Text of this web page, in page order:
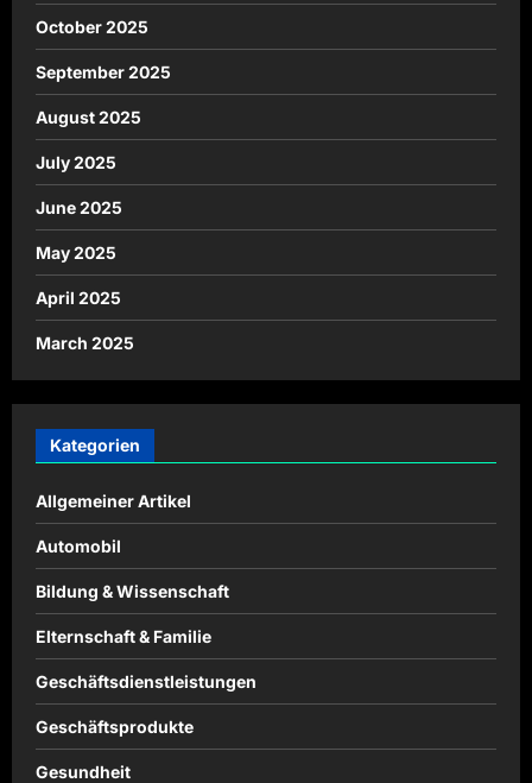
October 2025
September 2025
August 2025
July 2025
June 2025
May 2025
April 2025
March 2025
Kategorien
Allgemeiner Artikel
Automobil
Bildung & Wissenschaft
Elternschaft & Familie
Geschäftsdienstleistungen
Geschäftsprodukte
Gesundheit